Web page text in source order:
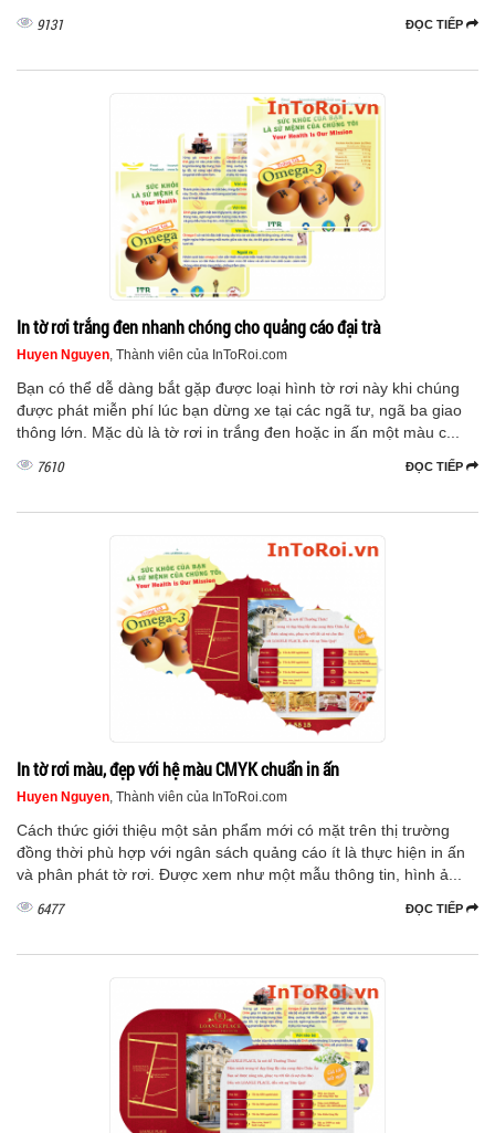
ĐỌC TIẾP
9131
In tờ rơi trắng đen nhanh chóng cho quảng cáo đại trà
Huyen Nguyen , Thành viên của InToRoi.com
Bạn có thể dễ dàng bắt gặp được loại hình tờ rơi này khi chúng
được phát miễn phí lúc bạn dừng xe tại các ngã tư, ngã ba giao
thông lớn. Mặc dù là tờ rơi in trắng đen hoặc in ấn một màu c...
ĐỌC TIẾP
7610
In tờ rơi màu, đẹp với hệ màu CMYK chuẩn in ấn
Huyen Nguyen , Thành viên của InToRoi.com
Cách thức giới thiệu một sản phẩm mới có mặt trên thị trường
đồng thời phù hợp với ngân sách quảng cáo ít là thực hiện in ấn
và phân phát tờ rơi. Được xem như một mẫu thông tin, hình ả...
ĐỌC TIẾP
6477